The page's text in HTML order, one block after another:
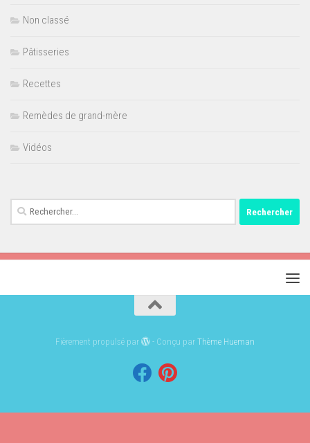
Non classé
Pâtisseries
Recettes
Remèdes de grand-mère
Vidéos
Rechercher :
Fièrement propulsé par - Conçu parThème Hueman